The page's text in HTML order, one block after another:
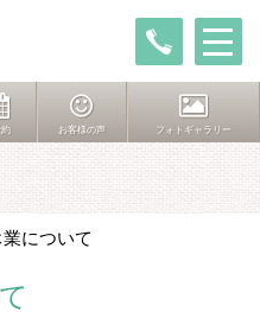
約 お客様の声 フォトギャラリー
について